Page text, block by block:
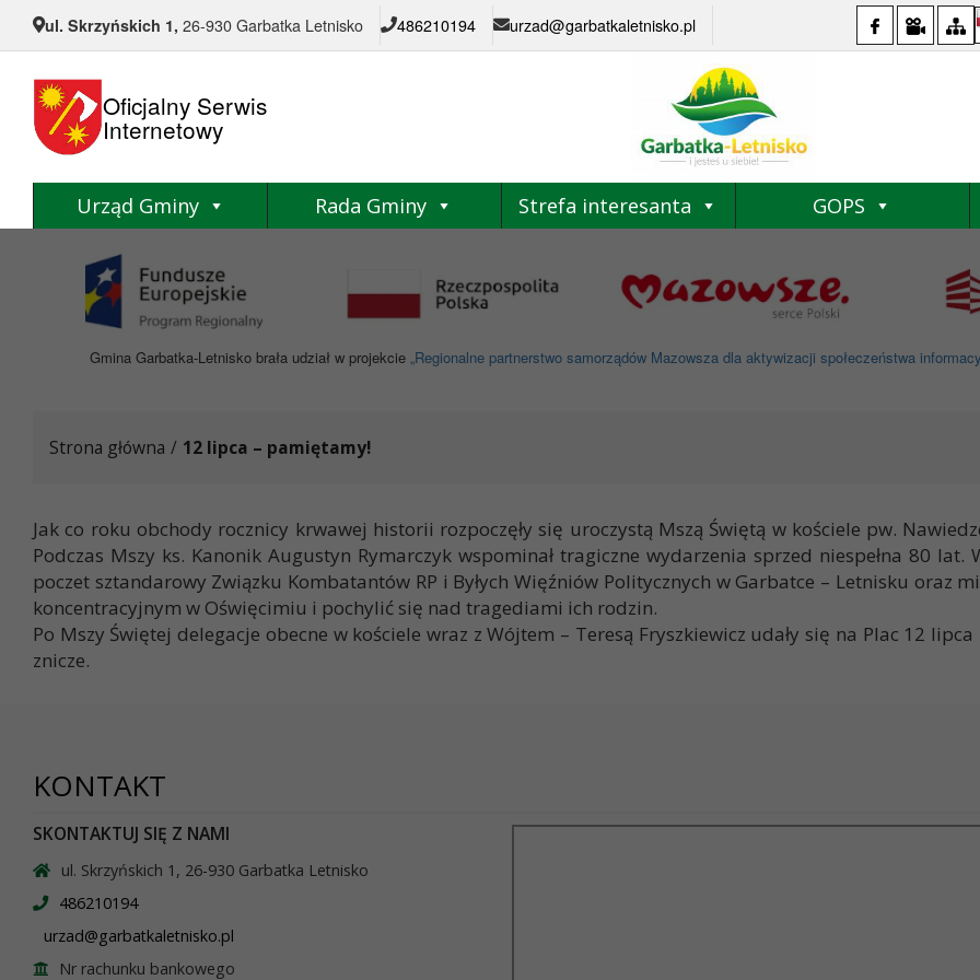
ul. Skrzyńskich 1, 26-930 Garbatka Letnisko 486210194 urzad@garbatkaletnisko.pl
Oficjalny Serwis
Internetowy
Urząd Gminy Rada Gminy Strefa interesanta GOPS
Gmina Garbatka-Letnisko brała udział w projekcie „Regionalne partnerstwo samorządów Mazowsza dla aktywizacji społeczeństwa
Strona główna / 12 lipca – pamiętamy!
Jak co roku obchody rocznicy krwawej historii rozpoczęły się uroczystą Mszą Świętą w kościele pw.
Podczas Mszy ks. Kanonik Augustyn Rymarczyk wspominał tragiczne wydarzenia sprzed niespełna 80 lat.
poczet sztandarowy Związku Kombatantów RP i Byłych Więźniów Politycznych w Garbatce – Letnisku oraz
koncentracyjnym w Oświęcimiu i pochylić się nad tragediami ich rodzin.
Po Mszy Świętej delegacje obecne w kościele wraz z Wójtem – Teresą Fryszkiewicz udały się na Plac 12
znicze.
KONTAKT
SKONTAKTUJ SIĘ Z NAMI
ul. Skrzyńskich 1, 26-930 Garbatka Letnisko
486210194
urzad@garbatkaletnisko.pl
Nr rachunku bankowego